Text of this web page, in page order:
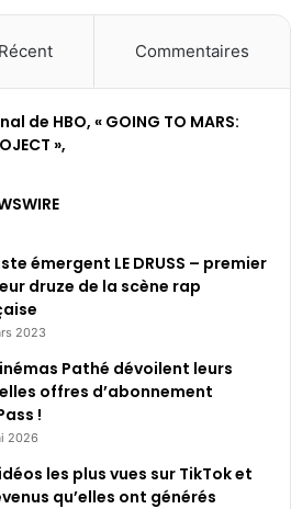
Récent Commentaires
de HBO, « GOING TO MARS:
»,
émergent LE DRUSS – premier
druze de la scène rap
2023
Pathé dévoilent leurs
offres d’abonnement
!
2026
les plus vues sur TikTok et
qu’elles ont générés